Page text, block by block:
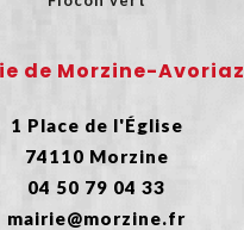
de Morzine-Avoriaz
1 Place de l'Église
74110 Morzine
04 50 79 04 33
mairie@morzine.fr